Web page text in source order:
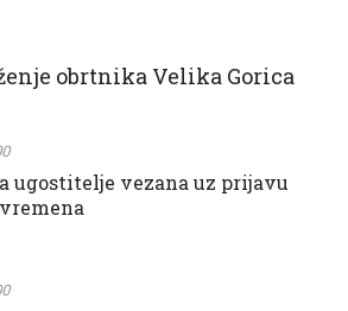
obrtnika Velika Gorica
ugostitelje vezana uz prijavu